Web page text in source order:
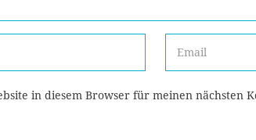
in diesem Browser für meinen nächsten